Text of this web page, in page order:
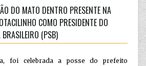
DO MATO DENTRO PRESENTE NA
COMO PRESIDENTE DO
(PSB)
foi celebrada a posse do prefeito